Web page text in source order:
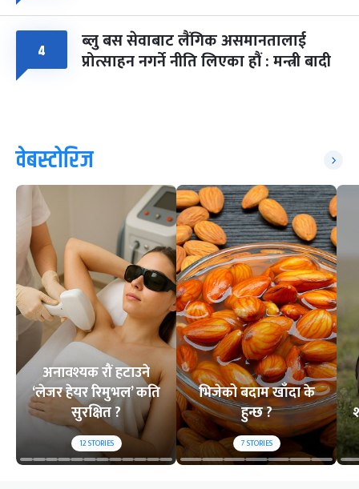
४ ब्लु बस सेवाबाट लैंगिक असमानतालाई
प्रोत्साहन नगर्ने नीति लिएका हौं : मन्त्री बादी
वेबस्टोरिज
अनावश्यक रौं हटाउने
‘लेजर हेयर रिमुभल’ कति
सुरक्षित ?
12STORIES
भिजेको बदाम खाँदा के
हुन्छ ?
7STORIES